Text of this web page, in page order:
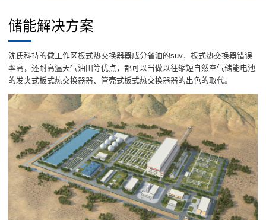
储能解决方案
沈氏科持的微工作区板式热交换器器成分省油的suv，板式热交换器错误
率高，还耐高温天气油田等优点，都可以当做以往缩短自然空气储能电池
的发夹式板式热交换器器、管壳式板式热交换器器的出色的取代。